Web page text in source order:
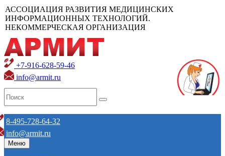
АССОЦИАЦИЯ РАЗВИТИЯ МЕДИЦИНСКИХ
ИНФОРМАЦИОННЫХ ТЕХНОЛОГИЙ.
НЕКОММЕРЧЕСКАЯ ОРГАНИЗАЦИЯ
+7-916-628-59-46
info@armit.ru
8-495-728-64-32
info@armit.ru
Меню